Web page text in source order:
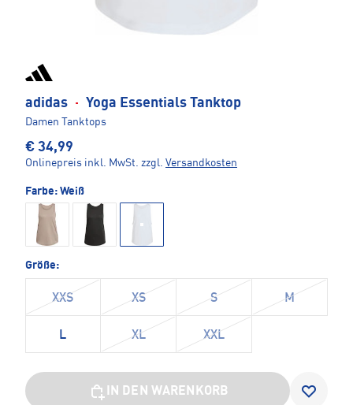
adidas · Yoga Essentials Tanktop
Damen Tanktops
€ 34,99
Onlinepreis inkl. MwSt. zzgl. Versandkosten
Farbe: Weiß
Größe:
XXS XS S M
L XL XXL
IN DEN WARENKORB